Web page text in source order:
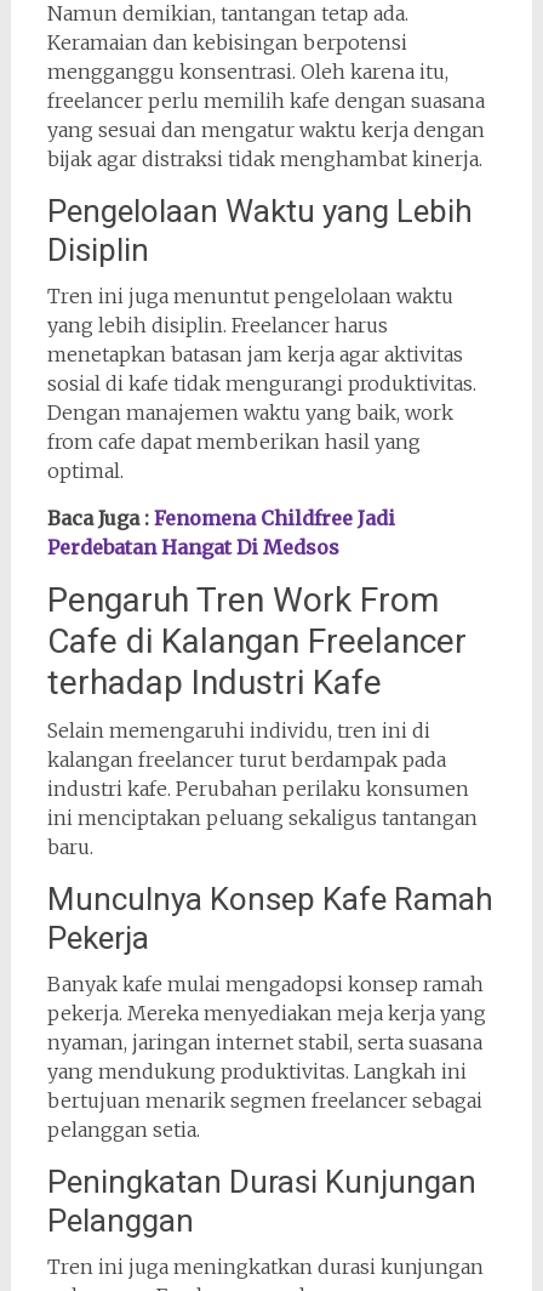
Namun demikian, tantangan tetap ada.
Keramaian dan kebisingan berpotensi
mengganggu konsentrasi. Oleh karena itu,
freelancer perlu memilih kafe dengan suasana
yang sesuai dan mengatur waktu kerja dengan
bijak agar distraksi tidak menghambat kinerja.
Pengelolaan Waktu yang Lebih
Disiplin
Tren ini juga menuntut pengelolaan waktu
yang lebih disiplin. Freelancer harus
menetapkan batasan jam kerja agar aktivitas
sosial di kafe tidak mengurangi produktivitas.
Dengan manajemen waktu yang baik, work
from cafe dapat memberikan hasil yang
optimal.
Baca Juga : Fenomena Childfree Jadi
Perdebatan Hangat Di Medsos
Pengaruh Tren Work From
Cafe di Kalangan Freelancer
terhadap Industri Kafe
Selain memengaruhi individu, tren ini di
kalangan freelancer turut berdampak pada
industri kafe. Perubahan perilaku konsumen
ini menciptakan peluang sekaligus tantangan
baru.
Munculnya Konsep Kafe Ramah
Pekerja
Banyak kafe mulai mengadopsi konsep ramah
pekerja. Mereka menyediakan meja kerja yang
nyaman, jaringan internet stabil, serta suasana
yang mendukung produktivitas. Langkah ini
bertujuan menarik segmen freelancer sebagai
pelanggan setia.
Peningkatan Durasi Kunjungan
Pelanggan
Tren ini juga meningkatkan durasi kunjungan